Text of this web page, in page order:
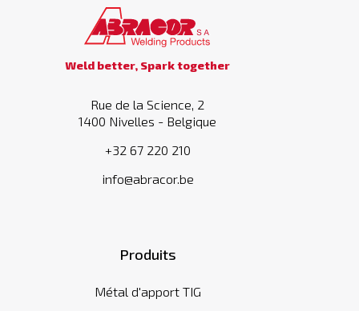
Weld better, Spark together
Rue de la Science, 2
1400 Nivelles - Belgique
+32 67 220 210
info@abracor.be
Produits
Métal d'apport TIG